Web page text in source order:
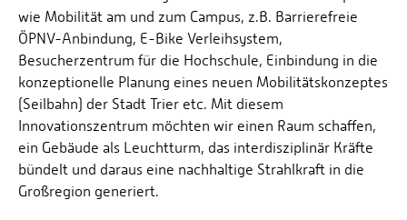
wie Mobilität am und zum Campus, z.B. Barrierefreie
ÖPNV-Anbindung, E-Bike Verleihsystem,
Besucherzentrum für die Hochschule, Einbindung in die
konzeptionelle Planung eines neuen Mobilitätskonzeptes
(Seilbahn) der Stadt Trier etc. Mit diesem
Innovationszentrum möchten wir einen Raum schaffen,
ein Gebäude als Leuchtturm, das interdisziplinär Kräfte
bündelt und daraus eine nachhaltige Strahlkraft in die
Großregion generiert.